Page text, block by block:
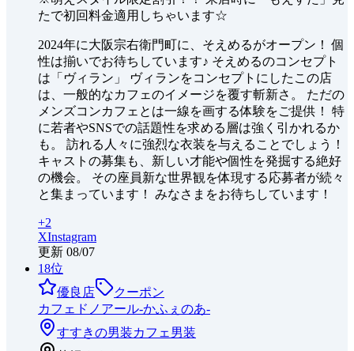
たで初回料金適用しちゃいます☆
2024年に大阪宗右衛門町に、そえめるがオープン！ 個
性は揃いでお待ちしています♪ そえめるのコンセプト
は「ヴィラン」 ヴィランをコンセプトにしたこの店
は、一般的なカフェのイメージを覆す斬新さ。 ただの
メンズコンカフェとは一線を画する体験をご提供！ 特
に若者やSNSでの話題性を求める層は強く引かれるか
も。 訪れる人々に強烈な衣装を与えることでしょう！
キャストの募集も、新しい才能や個性を発掘する絶好
の機会。 その座員新な世界観を体現する応募者が続々
と集まっています！ みなさまをお待ちしています！
+2
XInstagram
更新 08/07
18位
優良店
クーポン
カフェドノアール-かふぇのあ-
すすきの男装カフェ 男装